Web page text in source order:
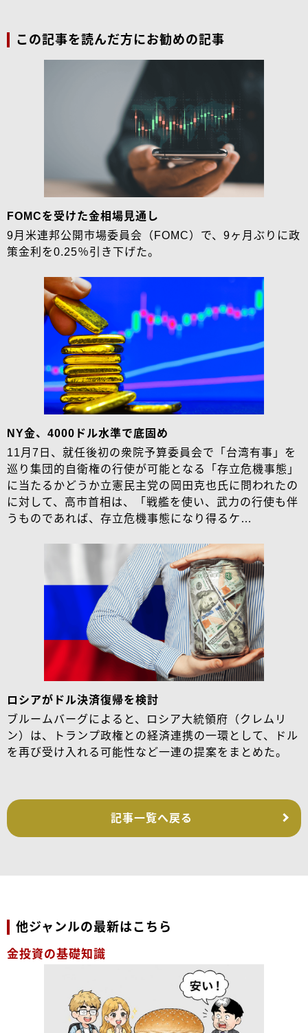
この記事を読んだ方にお勧めの記事
FOMCを受けた金相場見通し
9月米連邦公開市場委員会（FOMC）で、9ヶ月ぶりに政
策金利を0.25％引き下げた。
NY金、4000ドル水準で底固め
11月7日、就任後初の衆院予算委員会で「台湾有事」を
巡り集団的自衛権の行使が可能となる「存立危機事態」
に当たるかどうか立憲民主党の岡田克也氏に問われたの
に対して、高市首相は、「戦艦を使い、武力の行使も伴
うものであれば、存立危機事態になり得るケ…
ロシアがドル決済復帰を検討
ブルームバーグによると、ロシア大統領府（クレムリ
ン）は、トランプ政権との経済連携の一環として、ドル
を再び受け入れる可能性など一連の提案をまとめた。
記事一覧へ戻る
他ジャンルの最新はこちら
金投資の基礎知識